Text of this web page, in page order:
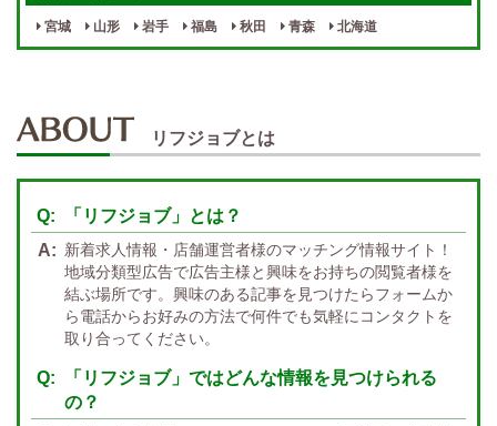
かけもちOK 給与保証あり
週1日～OK
指名バック率高め 週1・月1～OK
託児所紹介あり 初心者歓迎
資格者優遇
宿泊・送迎あり 50代以上歓迎
経験者優遇
宮城 山形 岩手 福島 秋田 青森 北海道
静岡
関西 エリア
九州・沖縄 エリア
大分 福岡 佐賀 長崎 宮崎 熊本 鹿児島 沖縄
中四国 エリア
岡山 鳥取 広島 島根
リフジョブとは
「リフジョブ」とは？
新着求人情報・店舗運営者様のマッチング情報サイト！
地域分類型広告で広告主様と興味をお持ちの閲覧者様を
結ぶ場所です。興味のある記事を見つけたらフォームか
ら電話からお好みの方法で何件でも気軽にコンタクトを
取り合ってください。
「リフジョブ」ではどんな情報を見つけられる
の？